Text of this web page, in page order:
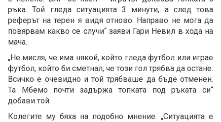
ръка. Той гледа ситуацията 3 минути, а след това
реферът на терен я видя отново. Направо не мога да
повярвам какво се случи“ заяви Гари Невил в хода на
мача.
„Не мисля, че има някой, който гледа футбол или играе
футбол, който би сметнал, че този гол трябва да остане.
Всичко е очевидно и той трябваше да бъде отменен.
Та Мбемо почти задържа топката под ръката си“
добави той.
Колегите му бяха на подобно мнение. „Ситуацията е